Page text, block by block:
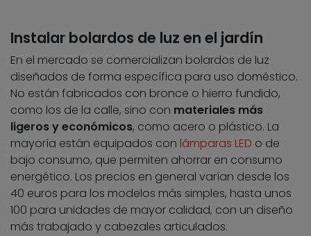
Instalar bolardos de luz en el jardín
En el mercado se comercializan bolardos de luz
diseñados de forma específica para uso doméstico.
No están fabricados con bronce o hierro fundido,
como los de la calle, sino con materiales más
ligeros y económicos, como acero o plástico. La
mayoría están equipados con lámparas LED o de
bajo consumo, que permiten ahorrar en consumo
energético. Los precios en general varían desde los
40 euros para los modelos más simples, hasta unos
100 para unidades de mayor calidad, con un diseño
más trabajado y cabezales articulados.